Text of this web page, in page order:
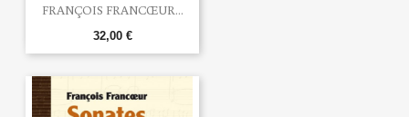
FRANÇOIS FRANCŒUR...
32,00 €